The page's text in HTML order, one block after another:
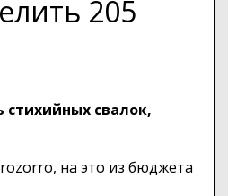
205
свалок,
на это из бюджета